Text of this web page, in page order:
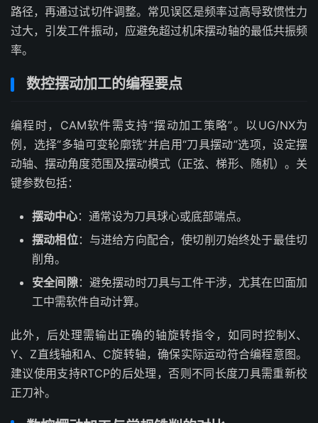
路径，再通过试切件调整。常见误区是频率过高导致惯性力
过大，引发工件振动，应避免超过机床摆动轴的最低共振频
率。
数控摆动加工的编程要点
编程时，CAM软件需支持“摆动加工策略”。以UG/NX为
例，选择“多轴可变轮廓铣”并启用“刀具摆动”选项，设定摆
动轴、摆动角度范围及摆动模式（正弦、梯形、随机）。关
键参数包括：
摆动中心：通常设为刀具球心或底部端点。
摆动相位：与进给方向配合，使切削刃始终处于最佳切
削角。
安全间隙：避免摆动时刀具与工件干涉，尤其在凹面加
工中需软件自动计算。
此外，后处理需输出正确的轴旋转指令，如同时控制X、
Y、Z直线轴和A、C旋转轴，确保实际运动符合编程意图。
建议使用支持RTCP的后处理，否则不同长度刀具需重新校
正刀补。